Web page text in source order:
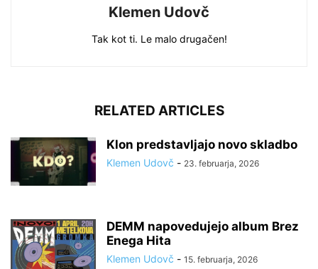
Klemen Udovč
Tak kot ti. Le malo drugačen!
RELATED ARTICLES
Klon predstavljajo novo skladbo
Klemen Udovč - 23. februarja, 2026
DEMM napovedujejo album Brez
Enega Hita
Klemen Udovč - 15. februarja, 2026